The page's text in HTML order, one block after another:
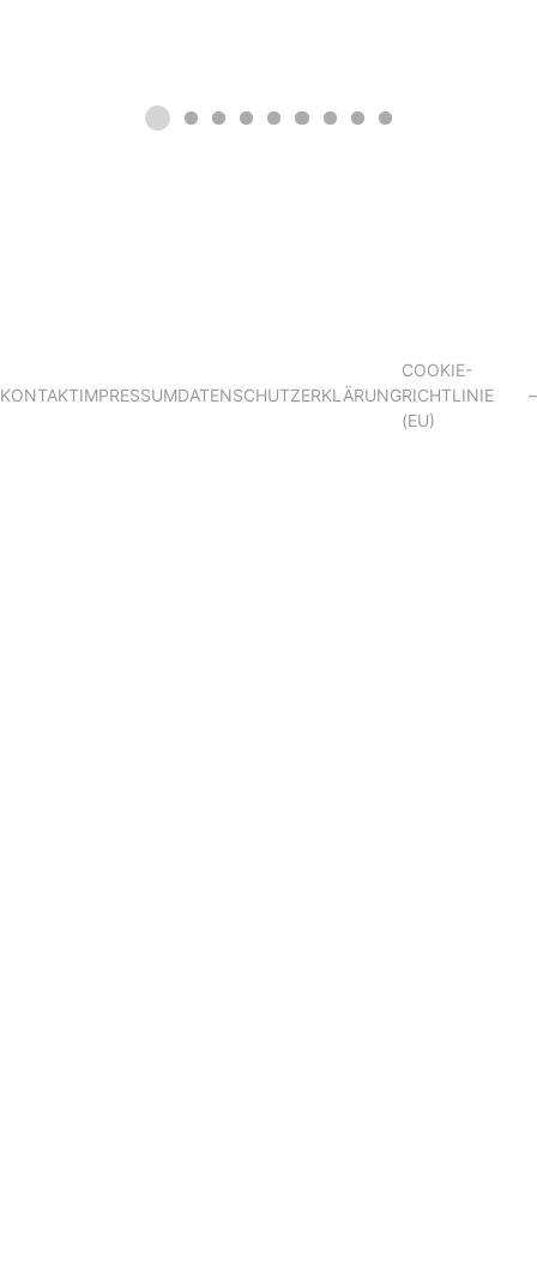
KONTAKTIMPRESSUMDATENSCHUTZERKLÄRUNG
COOKIE-
RICHTLINIE
(EU)
–